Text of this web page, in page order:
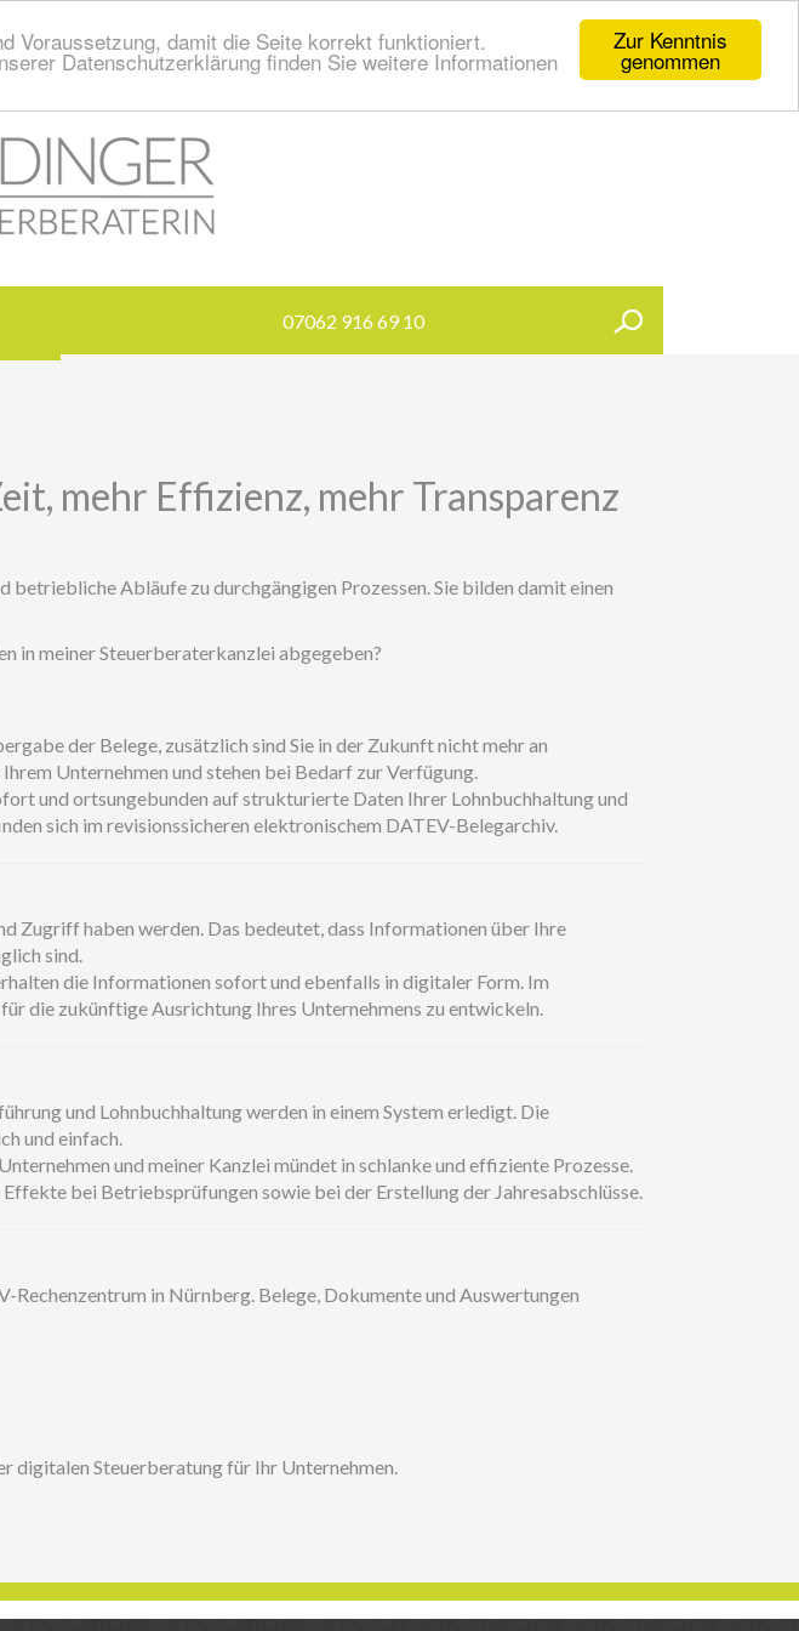
Zur Kenntnis
genommen
Voraussetzung, damit die Seite korrekt funktioniert.
Datenschutzerklärung finden Sie weitere Informationen
07062 916 69 10
mehr Effizienz, mehr Transparenz
Abläufe zu durchgängigen Prozessen. Sie bilden damit einen
in meiner Steuerberaterkanzlei abgegeben?
der Belege, zusätzlich sind Sie in der Zukunft nicht mehr an
Unternehmen und stehen bei Bedarf zur Verfügung.
und ortsungebunden auf strukturierte Daten Ihrer Lohnbuchhaltung und
sich im revisionssicheren elektronischem DATEV-Belegarchiv.
Zugriff haben werden. Das bedeutet, dass Informationen über Ihre
sind.
die Informationen sofort und ebenfalls in digitaler Form. Im
die zukünftige Ausrichtung Ihres Unternehmens zu entwickeln.
und Lohnbuchhaltung werden in einem System erledigt. Die
und einfach.
und meiner Kanzlei mündet in schlanke und effiziente Prozesse.
bei Betriebsprüfungen sowie bei der Erstellung der Jahresabschlüsse.
in Nürnberg. Belege, Dokumente und Auswertungen
digitalen Steuerberatung für Ihr Unternehmen.